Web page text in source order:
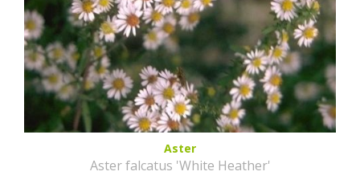
Aster
Aster falcatus 'White Heather'